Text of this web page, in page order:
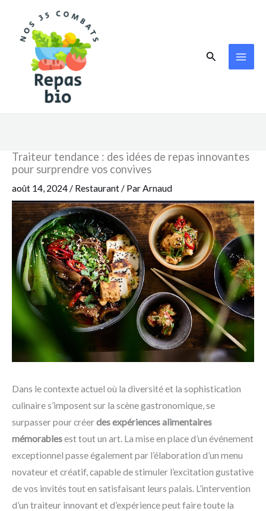
contenu
Rechercher
Traiteur tendance : des idées de repas innovantes
pour surprendre vos convives
août 14, 2024/ Restaurant/ ParArnaud
Dans le contexte actuel où la diversité et la sophistication
culinaire s’imposent sur la scène gastronomique, se
surpasser pour créerdes expériences alimentaires
mémorablesest tout un art. La mise en place d’un événement
exceptionnel passe également par l’élaboration d’un menu
novateur et créatif, capable de stimuler l’excitation gustative
de vos invités tout en satisfaisant leurs palais. L’intervention
d’un traiteur innovant et d’expérience peut faire toute la